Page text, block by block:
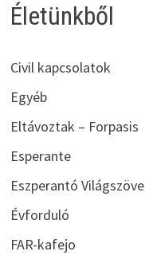
Életünkből
Civil kapcsolatok
Egyéb
Eltávoztak – Forpasis
Esperante
Eszperantó
Évforduló
FAR-kafejo